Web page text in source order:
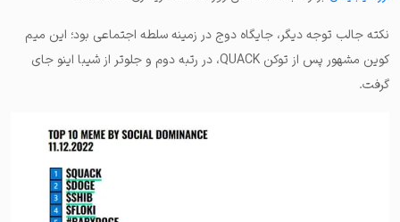
نکته جالب توجه دیگر، جایگاه دوج در زمینه سلطه اجتماعی بود؛ این میم
کوین مشهور پس از توکن QUACK، در رتبه دوم و جلوتر از شیبا اینو جای
گرفت.